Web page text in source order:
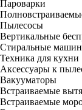
Пароварки
Пылесосы
Вертикальные
Стиральные
Техника для кухни
Аксессуары к
Вакууматоры
Встраиваемые
Встраиваемые